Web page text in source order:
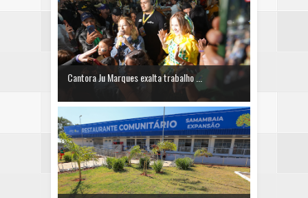
Cantora Ju Marques exalta trabalho ...